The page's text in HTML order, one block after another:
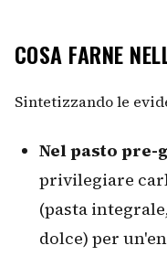
COSA FARNE
Sintetizzando le
Nel pasto pre-
privilegiare
(pasta
dolce) per